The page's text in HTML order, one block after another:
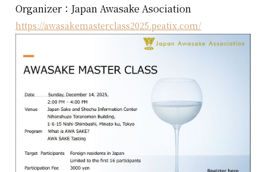
Organizer：Japan Awasake Asociation
https://awasakemasterclass2025.peatix.com/